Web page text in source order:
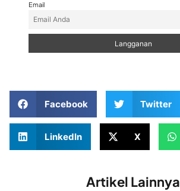
Email
Facebook Twitter
LinkedIn X
Artikel Lainnya